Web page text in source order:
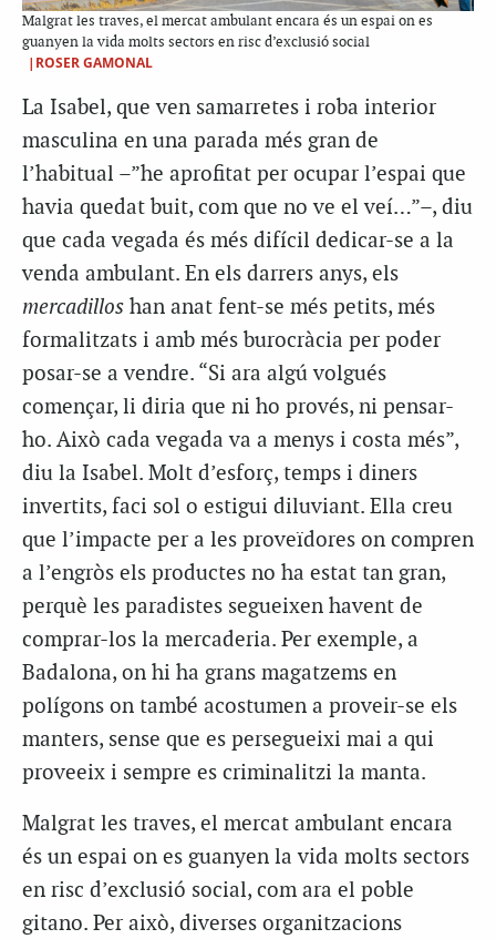
Malgrat les traves, el mercat ambulant encara és un espai on es
guanyen la vida molts sectors en risc d’exclusió social
|ROSER GAMONAL
La Isabel, que ven samarretes i roba interior
masculina en una parada més gran de
l’habitual –”he aprofitat per ocupar l’espai que
havia quedat buit, com que no ve el veí…”–, diu
que cada vegada és més difícil dedicar-se a la
venda ambulant. En els darrers anys, els
mercadillos han anat fent-se més petits, més
formalitzats i amb més burocràcia per poder
posar-se a vendre. “Si ara algú volgués
començar, li diria que ni ho provés, ni pensar-
ho. Això cada vegada va a menys i costa més”,
diu la Isabel. Molt d’esforç, temps i diners
invertits, faci sol o estigui diluviant. Ella creu
que l’impacte per a les proveïdores on compren
a l’engròs els productes no ha estat tan gran,
perquè les paradistes segueixen havent de
comprar-los la mercaderia. Per exemple, a
Badalona, on hi ha grans magatzems en
polígons on també acostumen a proveir-se els
manters, sense que es persegueixi mai a qui
proveeix i sempre es criminalitzi la manta.
Malgrat les traves, el mercat ambulant encara
és un espai on es guanyen la vida molts sectors
en risc d’exclusió social, com ara el poble
gitano. Per això, diverses organitzacions